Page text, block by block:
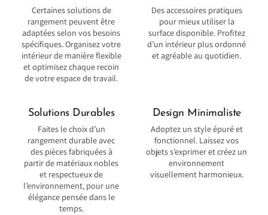
Certaines solutions de
rangement peuvent être
adaptées selon vos besoins
spécifiques. Organisez votre
intérieur de manière flexible
et optimisez chaque recoin
de votre espace de travail.
Des accessoires pratiques
pour mieux utiliser la
surface disponible. Profitez
d’un intérieur plus ordonné
et agréable au quotidien.
Solutions Durables
Faites le choix d’un
rangement durable avec
des pièces fabriquées à
partir de matériaux nobles
et respectueux de
l’environnement, pour une
élégance pensée dans le
temps.
Design Minimaliste
Adoptez un style épuré et
fonctionnel. Laissez vos
objets s’exprimer et créez un
environnement
visuellement harmonieux.